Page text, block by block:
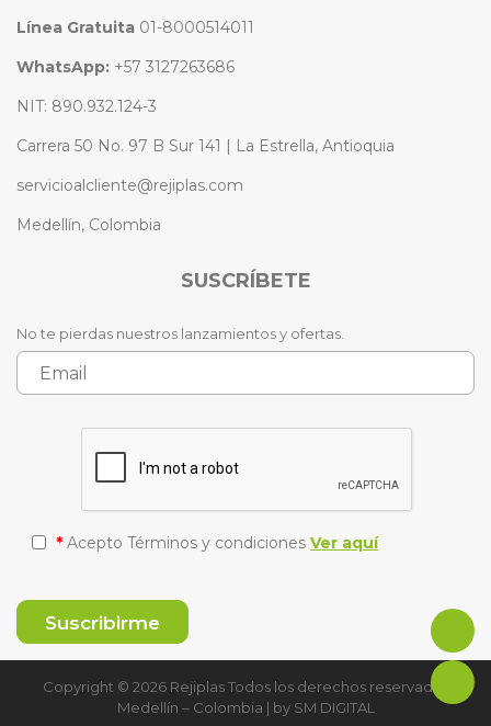
Línea Gratuita 01-8000514011
WhatsApp: +57 3127263686
NIT: 890.932.124-3
Carrera 50 No. 97 B Sur 141 | La Estrella, Antioquia
servicioalcliente@rejiplas.com
Medellín, Colombia
SUSCRÍBETE
No te pierdas nuestros lanzamientos y ofertas.
* Acepto Términos y condiciones Ver aquí
Copyright © 2026 Rejiplas Todos los derechos reservados
Medellín – Colombia | by SM DIGITAL